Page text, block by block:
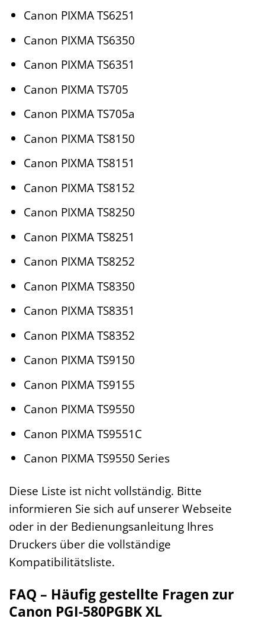
Canon PIXMA TS6251
Canon PIXMA TS6350
Canon PIXMA TS6351
Canon PIXMA TS705
Canon PIXMA TS705a
Canon PIXMA TS8150
Canon PIXMA TS8151
Canon PIXMA TS8152
Canon PIXMA TS8250
Canon PIXMA TS8251
Canon PIXMA TS8252
Canon PIXMA TS8350
Canon PIXMA TS8351
Canon PIXMA TS8352
Canon PIXMA TS9150
Canon PIXMA TS9155
Canon PIXMA TS9550
Canon PIXMA TS9551C
Canon PIXMA TS9550 Series
Diese Liste ist nicht vollständig. Bitte
informieren Sie sich auf unserer Webseite
oder in der Bedienungsanleitung Ihres
Druckers über die vollständige
Kompatibilitätsliste.
FAQ – Häufig gestellte Fragen zur
Canon PGI-580PGBK XL